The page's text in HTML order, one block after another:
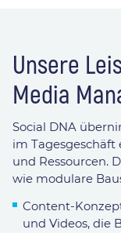
Unsere
Media
Social DNA
im
und Ressourcen.
wie modulare
Content-
und Videos, die